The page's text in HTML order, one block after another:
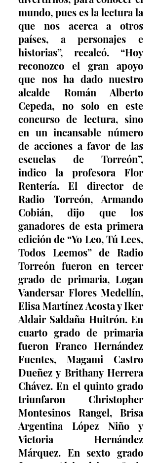
mundo, pues es la lectura la
que nos acerca a otros
países, a personajes e
historias”, recalcó. “Hoy
reconozco el gran apoyo
que nos ha dado nuestro
alcalde Román Alberto
Cepeda, no solo en este
concurso de lectura, sino
en un incansable número
de acciones a favor de las
escuelas de Torreón”,
indico la profesora Flor
Rentería. El director de
Radio Torreón, Armando
Cobián, dijo que los
ganadores de esta primera
edición de “Yo Leo, Tú Lees,
Todos Leemos” de Radio
Torreón fueron en tercer
grado de primaria, Logan
Vandersar Flores Medellín,
Elisa Martínez Acosta y Iker
Aldair Saldaña Huitrón. En
cuarto grado de primaria
fueron Franco Hernández
Fuentes, Magami Castro
Dueñez y Brithany Herrera
Chávez. En el quinto grado
triunfaron Christopher
Montesinos Rangel, Brisa
Argentina López Niño y
Victoria Hernández
Márquez. En sexto grado